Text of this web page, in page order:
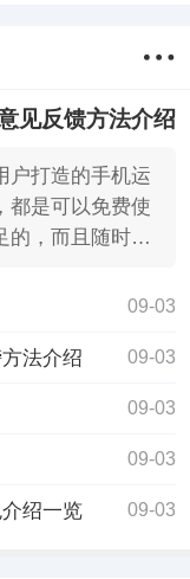
见反馈方法介绍
户打造的手机运
都是可以免费使
的，而且随时都
09-03
法介绍 09-03
09-03
09-03
绍一览 09-03